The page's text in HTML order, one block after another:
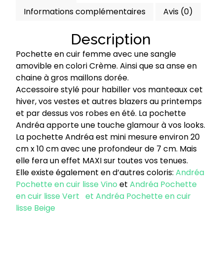
Informations complémentaires
Avis (0)
Description
Pochette en cuir femme avec une sangle
amovible en colori Crème. Ainsi que sa anse en
chaine à gros maillons dorée.
Accessoire stylé pour habiller vos manteaux cet
hiver, vos vestes et autres blazers au printemps
et par dessus vos robes en été. La pochette
Andréa apporte une touche glamour à vos looks.
La pochette Andréa est mini mesure environ 20
cm x 10 cm avec une profondeur de 7 cm. Mais
elle fera un effet MAXI sur toutes vos tenues.
Elle existe également en d’autres coloris: Andréa
Pochette en cuir lisse Vino et Andréa Pochette
en cuir lisse Vert et Andréa Pochette en cuir
lisse Beige